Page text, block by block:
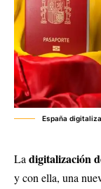
España
La digitalización
y con ella, una